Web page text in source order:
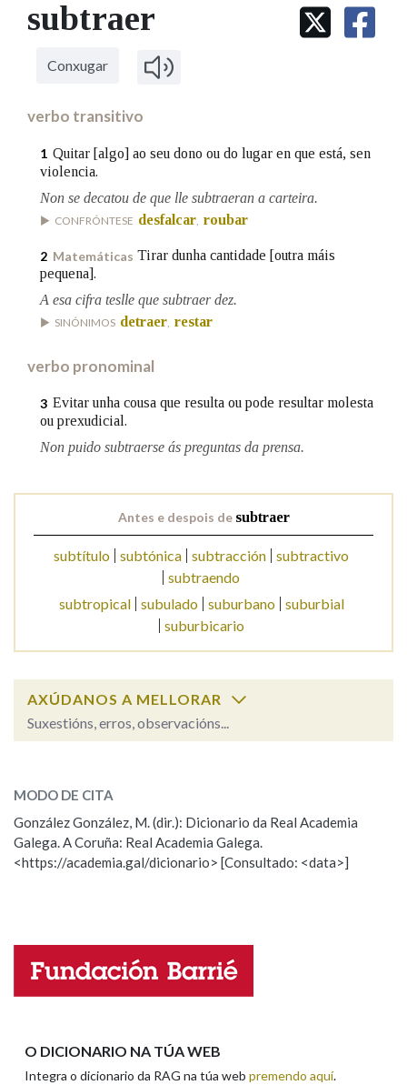
IDENTIDADE CORPORATIVA
MARCIAL DEL ADALID
FIGURAS HOMENAXEADAS
Facebook
TwitterYoutubeInstagram
Bluesky
BUSCAR NOS LEMAS
Comeza por
Contén
BUSCAR NO CONTIDO
Nas definicións
Na fraseoloxía
OUTRAS OPCIÓNS DE BUSCA
Pertence a
LIMPAR
subtraer
Conxugar
verbo transitivo
1 Quitar [algo] ao seu dono ou do lugar en que está, sen
violencia.
Non se decatou de que lle subtraeran a carteira.
CONFRÓNTESE desfalcar roubar
2 Matemáticas Tirar dunha cantidade [outra máis
pequena].
A esa cifra teslle que subtraer dez.
SINÓNIMOS detraer restar
verbo pronominal
3 Evitar unha cousa que resulta ou pode resultar molesta
ou prexudicial.
Non puido subtraerse ás preguntas da prensa.
Antes e despois de subtraer
subtítulo subtónica subtracción subtractivo
subtraendo
subtropical
subulado suburbano
suburbial
suburbicario
AXÚDANOS A MELLORAR
Suxestións, erros, observacións...
ESCOLLE UNHA OPCIÓN:
Observación Hai un erro na palabra
Propoño mellorar a definición
Nome
MODO DE CITA
González González, M. (dir.): Dicionario da Real Academia
Galega. A Coruña: Real Academia Galega.
<https://academia.gal/dicionario> [Consultado: <data>]
O DICIONARIO NA TÚA WEB
Integra o dicionario da RAG na túa web premendo aquí.